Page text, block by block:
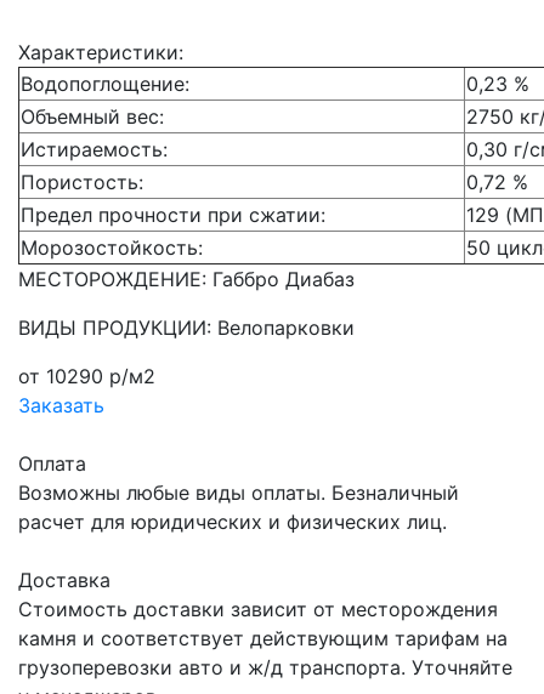
Характеристики:
Водопоглощение:
0,23 %
Объемный вес:
2750
Истираемость:
0,30 г/
Пористость:
0,72 %
Предел прочности при сжатии:
129
Морозостойкость:
50
МЕСТОРОЖДЕНИЕ: Габбро Диабаз
ВИДЫ ПРОДУКЦИИ: Велопарковки
от 10290 р/м2
Заказать
Оплата
Возможны любые виды оплаты. Безналичный
расчет для юридических и физических лиц.
Доставка
Стоимость доставки зависит от месторождения
камня и соответствует действующим тарифам на
грузоперевозки авто и ж/д транспорта. Уточняйте